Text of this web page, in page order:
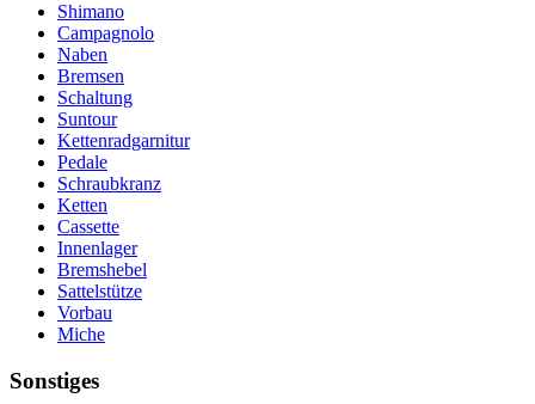
Shimano
Campagnolo
Naben
Bremsen
Schaltung
Suntour
Kettenradgarnitur
Pedale
Schraubkranz
Ketten
Cassette
Innenlager
Bremshebel
Sattelstütze
Vorbau
Miche
Sonstiges